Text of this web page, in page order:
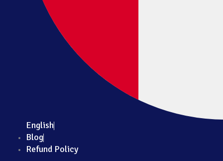
English
Blog
Refund Policy